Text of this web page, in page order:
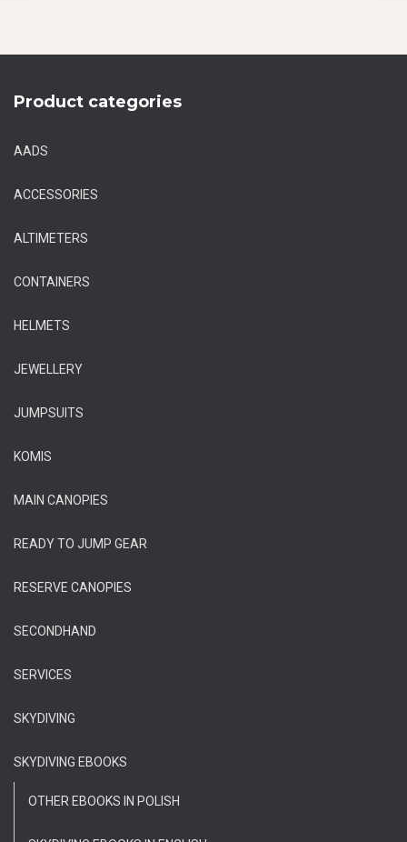
Product categories
AADS
ACCESSORIES
ALTIMETERS
CONTAINERS
HELMETS
JEWELLERY
JUMPSUITS
KOMIS
MAIN CANOPIES
READY TO JUMP GEAR
RESERVE CANOPIES
SECONDHAND
SERVICES
SKYDIVING
SKYDIVING EBOOKS
OTHER EBOOKS IN POLISH